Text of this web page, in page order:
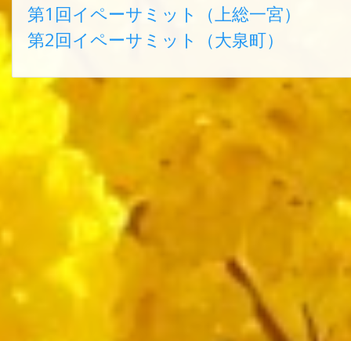
第1回イペーサミット（上総一宮）
第2回イペーサミット（大泉町）